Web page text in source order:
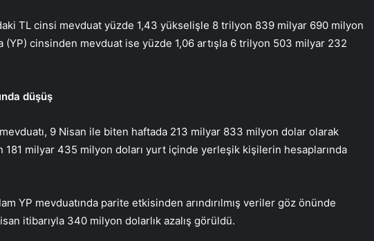
TL cinsi mevduat yüzde 1,43 yükselişle 8 trilyon 839 milyar 690 milyon
(YP) cinsinden mevduat ise yüzde 1,06 artışla 6 trilyon 503 milyar 232
düşüş
9 Nisan ile biten haftada 213 milyar 833 milyon dolar olarak
181 milyar 435 milyon doları yurt içinde yerleşik kişilerin hesaplarında
YP mevduatında parite etkisinden arındırılmış veriler göz önünde
itibarıyla 340 milyon dolarlık azalış görüldü.